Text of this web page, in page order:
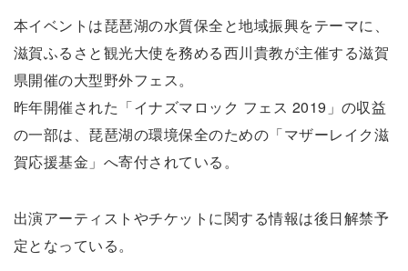
本イベントは琵琶湖の水質保全と地域振興をテーマに、
滋賀ふるさと観光大使を務める西川貴教が主催する滋賀
県開催の大型野外フェス。
昨年開催された「イナズマロック フェス 2019」の収益
の一部は、琵琶湖の環境保全のための「マザーレイク滋
賀応援基金」へ寄付されている。
出演アーティストやチケットに関する情報は後日解禁予
定となっている。